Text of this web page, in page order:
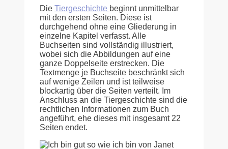
Die Tiergeschichte beginnt unmittelbar
mit den ersten Seiten. Diese ist
durchgehend ohne eine Gliederung in
einzelne Kapitel verfasst. Alle
Buchseiten sind vollständig illustriert,
wobei sich die Abbildungen auf eine
ganze Doppelseite erstrecken. Die
Textmenge je Buchseite beschränkt sich
auf wenige Zeilen und ist teilweise
blockartig über die Seiten verteilt. Im
Anschluss an die Tiergeschichte sind die
rechtlichen Informationen zum Buch
angeführt, ehe dieses mit insgesamt 22
Seiten endet.